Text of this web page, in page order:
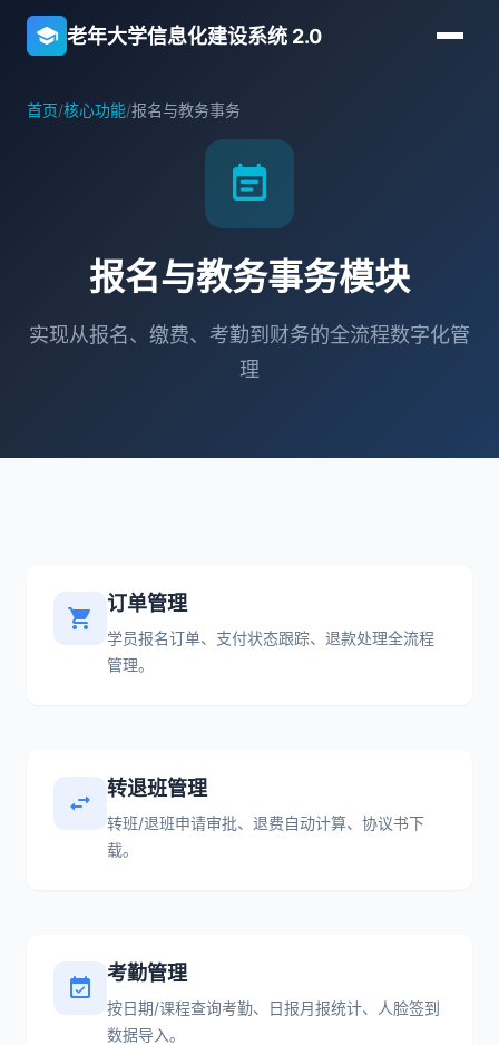
school 老年大学信息化建设系统 2.0
首页/核心功能/报名与教务事务
event_note
报名与教务事务模块
实现从报名、缴费、考勤到财务的全流程数字化管
理
shopping_cart
订单管理
学员报名订单、支付状态跟踪、退款处理全流程
管理。
swap_horiz
转退班管理
转班/退班申请审批、退费自动计算、协议书下
载。
event_available
考勤管理
按日期/课程查询考勤、日报月报统计、人脸签到
数据导入。